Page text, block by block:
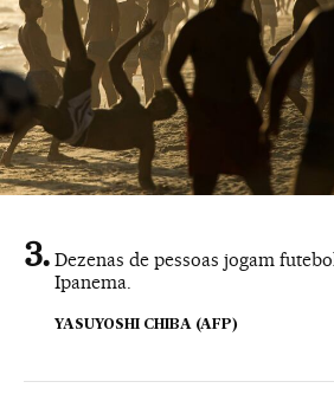
Dezenas de pessoas jogam
Ipanema.
YASUYOSHI CHIBA (AFP)